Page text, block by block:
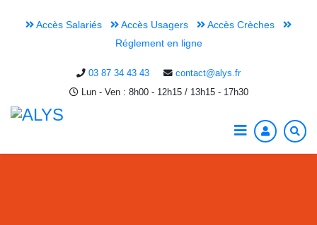
Accès Salariés Accès Usagers
Accès Crèches
Réglement en ligne
03 87 34 43 43
contact@alys.fr
Lun - Ven : 8h00 - 12h15 / 13h15 - 17h30